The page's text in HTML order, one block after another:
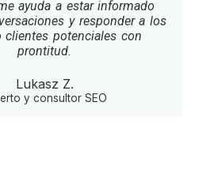
ayuda a estar informado
y responder a los
clientes potenciales con
prontitud.
Lukasz Z.
y consultor SEO